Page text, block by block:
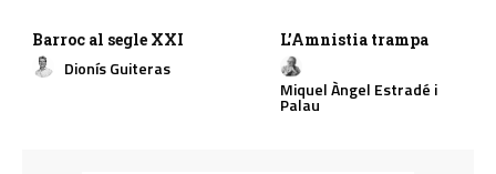
Barroc al segle XXI
Dionís Guiteras
L’Amnistia trampa
Miquel Àngel Estradé i
Palau